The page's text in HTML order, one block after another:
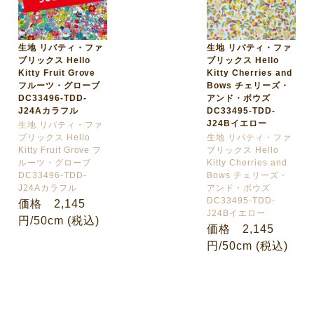
生地 リバティ・ファ
ブリックス Hello
Kitty Fruit Grove
フルーツ・グローブ
DC33496-TDD-
J24Aカラフル
生地 リバティ・ファ
ブリックス Hello
Kitty Fruit Grove フ
ルーツ・グローブ
DC33496-TDD-
J24Aカラフル
価格 2,145
円/50cm (税込)
生地 リバティ・ファ
ブリックス Hello
Kitty Cherries and
Bows チェリーズ・
アンド・ボウズ
DC33495-TDD-
J24Bイエロー
生地 リバティ・ファ
ブリックス Hello
Kitty Cherries and
Bows チェリーズ・
アンド・ボウズ
DC33495-TDD-
J24Bイエロー
価格 2,145
円/50cm (税込)